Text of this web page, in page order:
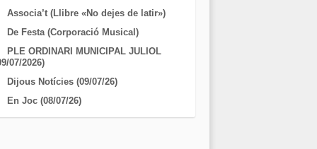
Associa’t (Llibre «No dejes de latir»)
De Festa (Corporació Musical)
PLE ORDINARI MUNICIPAL JULIOL
07/2026)
Dijous Notícies (09/07/26)
En Joc (08/07/26)